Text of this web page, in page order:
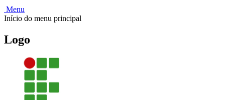
Menu
Início do menu principal
Logo